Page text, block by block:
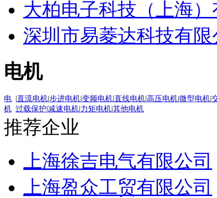
大柏电子科技（上海
深圳市易菱达科技有限
电机
电
机
|直流电机|步进电机|变频电机|直线电机|高压电机|微型电机|
过载保护|减速电机|力矩电机|其他电机
推荐企业
上海徐吉电气有限公司
上海盈众工贸有限公司